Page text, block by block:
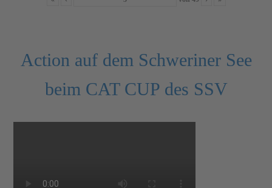
Action auf dem Schweriner See
beim CAT CUP des SSV